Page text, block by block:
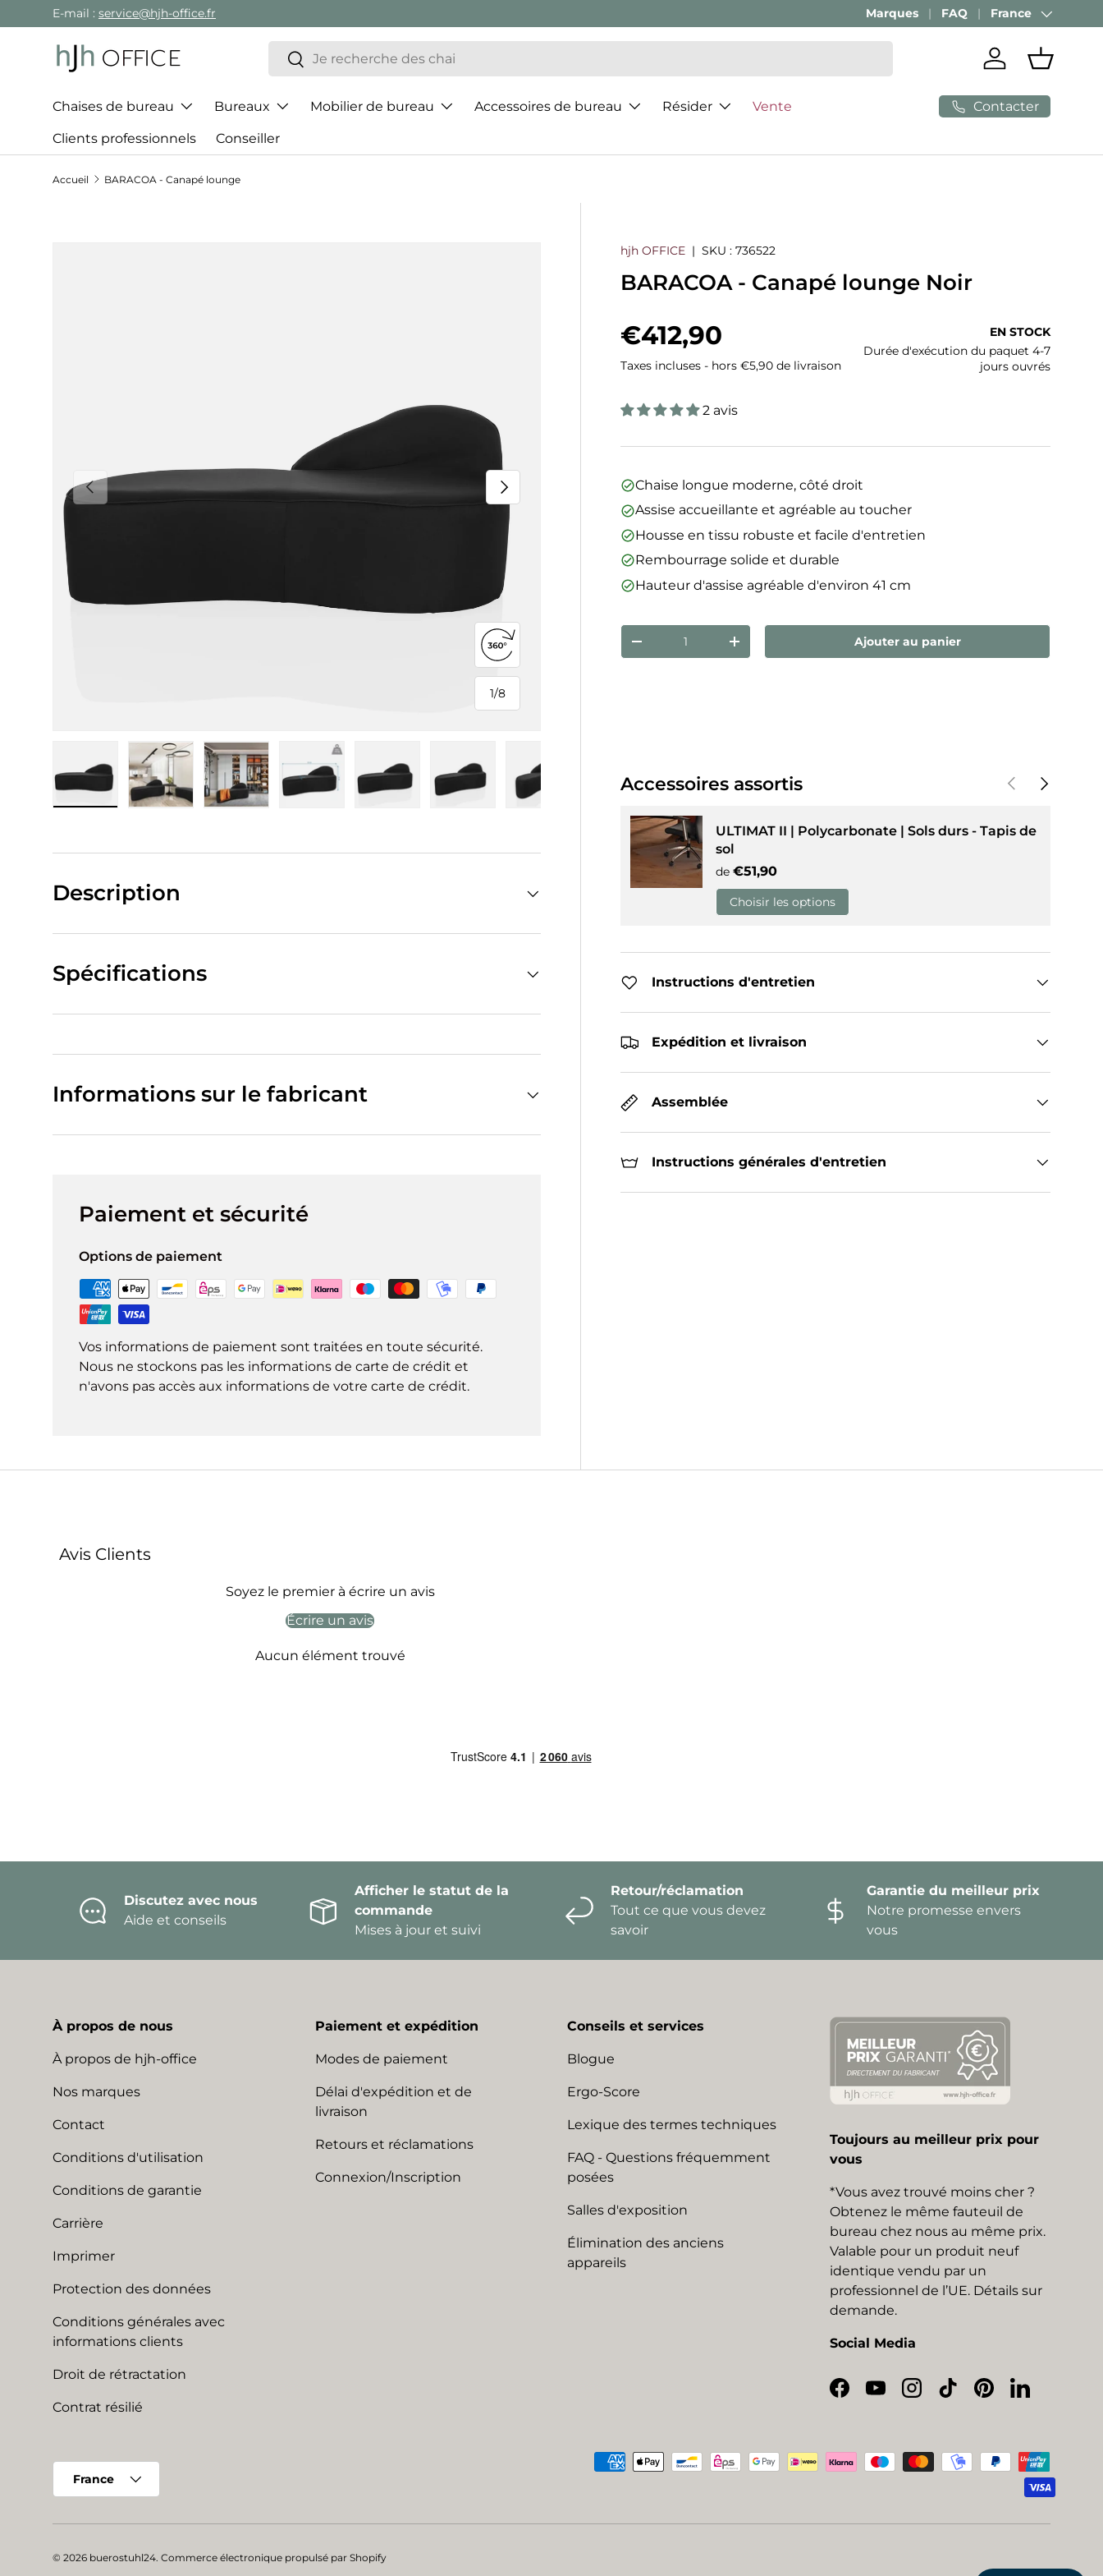
Aller au contenu
E-mail : service@hjh-office.fr Marques FAQ Pays
France
Recherche
Rechercher
Se connecter
Panier
Chaises de bureau Bureaux Mobilier de bureau Accessoires de bureau Résider Vente
Clients professionnels Conseiller
Contacter
Accueil BARACOA - Canapé lounge
Précédent
1/
de
8
Suivant
Ouvrir la vue 360°
Charger l’image 5 dans la vue de galerie
Charger l’image 6 dans la vue de galerie
Charger l’image 7 dans la vue de galerie
Charger l’image 8 dans la vue de galerie
hjh OFFICE |SKU : 736522
BARACOA - Canapé lounge Noir
Prix habituel
€412,90
Taxes incluses - hors €5,90 de livraison
EN STOCK
Durée d'exécution du paquet 4-7
jours ouvrés
2 avis
Chaise longue moderne, côté droit
Assise accueillante et agréable au toucher
Housse en tissu robuste et facile d'entretien
Rembourrage solide et durable
Hauteur d'assise agréable d'environ 41 cm
Qté
Diminuer la quantitéAugmenter la quantitéAjouter au panier
Accessoires assortis PrécédentSuivant
ULTIMAT II | Polycarbonate | Sols durs - Tapis de
sol
de Prix habituel
€51,90
Choisir les options
Instructions d'entretien
Expédition et livraison
Assemblée
Instructions générales d'entretien
Description
Spécifications
Informations sur le fabricant
Paiement et sécurité
Options de paiement
Vos informations de paiement sont traitées en toute sécurité.
Nous ne stockons pas les informations de carte de crédit et
n'avons pas accès aux informations de votre carte de crédit.
Avis Clients
Soyez le premier à écrire un avis
Écrire un avis
Aucun élément trouvé
Discutez avec nous
Aide et conseils
Afficher le statut de la
commande
Mises à jour et suivi
Retour/réclamation
Tout ce que vous devez
savoir
Garantie du meilleur prix
Notre promesse envers
vous
À propos de nous
À propos de hjh-office
Nos marques
Contact
Conditions d'utilisation
Conditions de garantie
Carrière
Imprimer
Protection des données
Conditions générales avec
informations clients
Droit de rétractation
Contrat résilié
Paiement et expédition
Modes de paiement
Délai d'expédition et de
livraison
Retours et réclamations
Connexion/Inscription
Conseils et services
Blogue
Ergo-Score
Lexique des termes techniques
FAQ - Questions fréquemment
posées
Salles d'exposition
Élimination des anciens
appareils
Toujours au meilleur prix pour
vous
*Vous avez trouvé moins cher ?
Obtenez le même fauteuil de
bureau chez nous au même prix.
Valable pour un produit neuf
identique vendu par un
professionnel de l’UE. Détails sur
demande.
Social Media
Facebook
YouTubeInstagram
TikTokPinterestLinkedIn
Moyens de paiement acceptés
France
© 2026 buerostuhl24. Commerce électronique propulsé par Shopify